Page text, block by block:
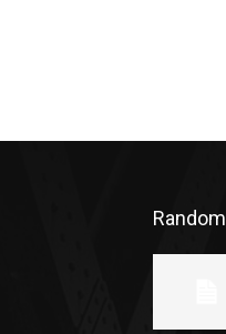
Random